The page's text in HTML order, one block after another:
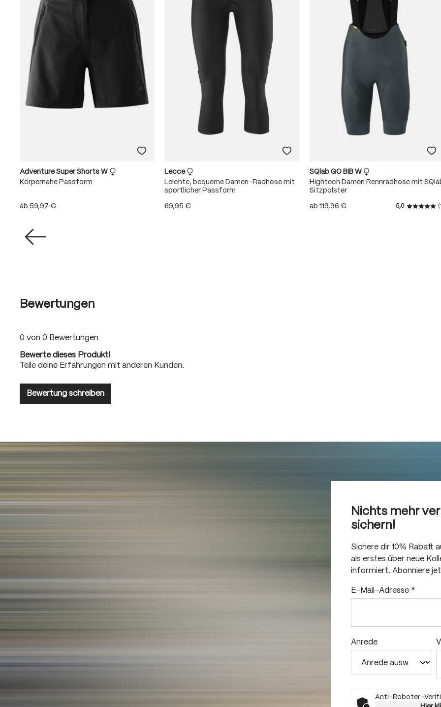
Adventure Super Shorts W
Körpernahe Passform
ab 59,97 €
Lecce
Leichte, bequeme Damen-Radhose mit
sportlicher Passform
69,95 €
SQlab GO BIB W
Hightech Damen Rennradhose mit
Sitzpolster
ab 119,96 € 5,0
Bewertungen
0 von 0 Bewertungen
Bewerte dieses Produkt!
Teile deine Erfahrungen mit anderen Kunden.
Bewertung schreiben
Nichts mehr
sichern!
Sichere dir 10% Rabatt
als erstes über neue
informiert. Abonniere
E-Mail-Adresse *
Anrede
Anti-Roboter-